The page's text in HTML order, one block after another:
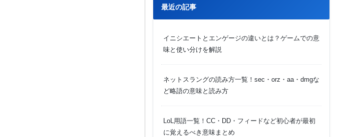
最近の記事
イニシエートとエンゲージの違いとは？ゲームでの意
味と使い分けを解説
ネットスラングの読み方一覧！sec・orz・aa・dmgな
ど略語の意味と読み方
LoL用語一覧！CC・DD・フィードなど初心者が最初
に覚えるべき意味まとめ